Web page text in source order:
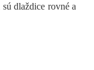
dlaždice rovné a